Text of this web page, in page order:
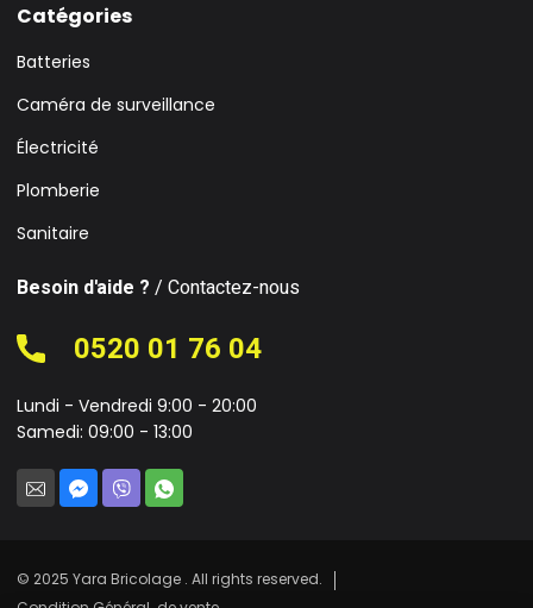
Catégories
Batteries
Caméra de surveillance
Électricité
Plomberie
Sanitaire
Besoin d'aide ? / Contactez-nous
0520 01 76 04
Lundi - Vendredi 9:00 - 20:00
Samedi: 09:00 - 13:00
© 2025 Yara Bricolage . All rights reserved.